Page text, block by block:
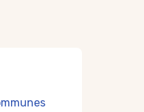
på Kerte. Også her er